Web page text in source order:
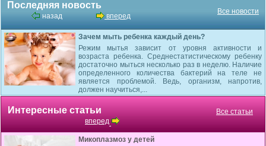
Последняя новость
назад вперед
Все новости
Зачем мыть ребенка каждый день?
Режим мытья зависит от уровня активности и
возраста ребенка. Среднестатистическому ребенку
достаточно мыться несколько раз в неделю. Наличие
определенного количества бактерий на теле не
является проблемой. Ведь, организм, напротив,
должен научиться,...
Интересные статьи
вперед
Все статьи
Микоплазмоз у детей